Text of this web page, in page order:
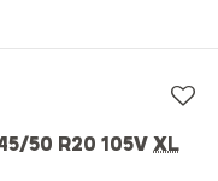
50 R20 105VXL